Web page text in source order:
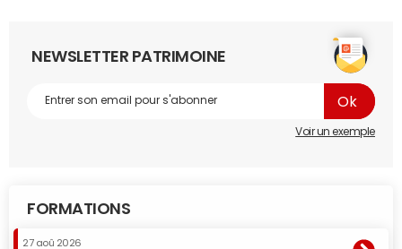
NEWSLETTER PATRIMOINE
Voir un exemple
FORMATIONS
27 aoû 2026